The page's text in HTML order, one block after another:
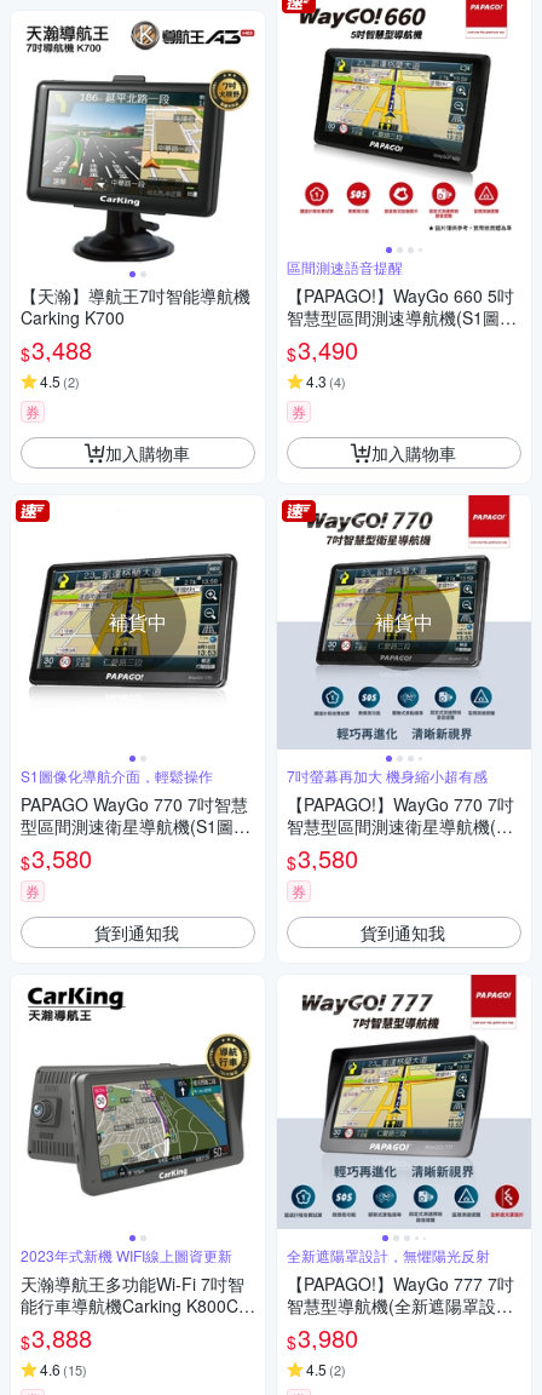
【天瀚】導航王7吋智能導航機
Carking K700
$3,488
4.5 (2)
券
加入購物車
補貨中
S1圖像化導航介面，輕鬆操作
PAPAGO WayGo 770 7吋智慧
型區間測速衛星導航機(S1圖像
化導航介面/測速語音提醒)
$3,580
券
貨到通知我
2023年式新機 WIFI線上圖資更新
天瀚導航王多功能Wi-Fi 7吋智
能行車導航機Carking K800C
送32G
$3,888
4.6 (15)
區間測速語音提醒
【PAPAGO!】WayGo 660 5吋
智慧型區間測速導航機(S1圖像
化導航介面/測速語音提醒)~急
$3,490
4.3 (4)
券
加入購物車
補貨中
7吋螢幕再加大 機身縮小超有感
【PAPAGO!】WayGo 770 7吋
智慧型區間測速衛星導航機(S1
圖像化導航介面/測速語音提醒)
~急
$3,580
券
貨到通知我
全新遮陽罩設計，無懼陽光反射
【PAPAGO!】WayGo 777 7吋
智慧型導航機(全新遮陽罩設計/
S1圖像化導航介面/測速提醒)~
急
$3,980
4.5 (2)